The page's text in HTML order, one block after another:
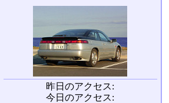
昨日のアクセス:
今日のアクセス: